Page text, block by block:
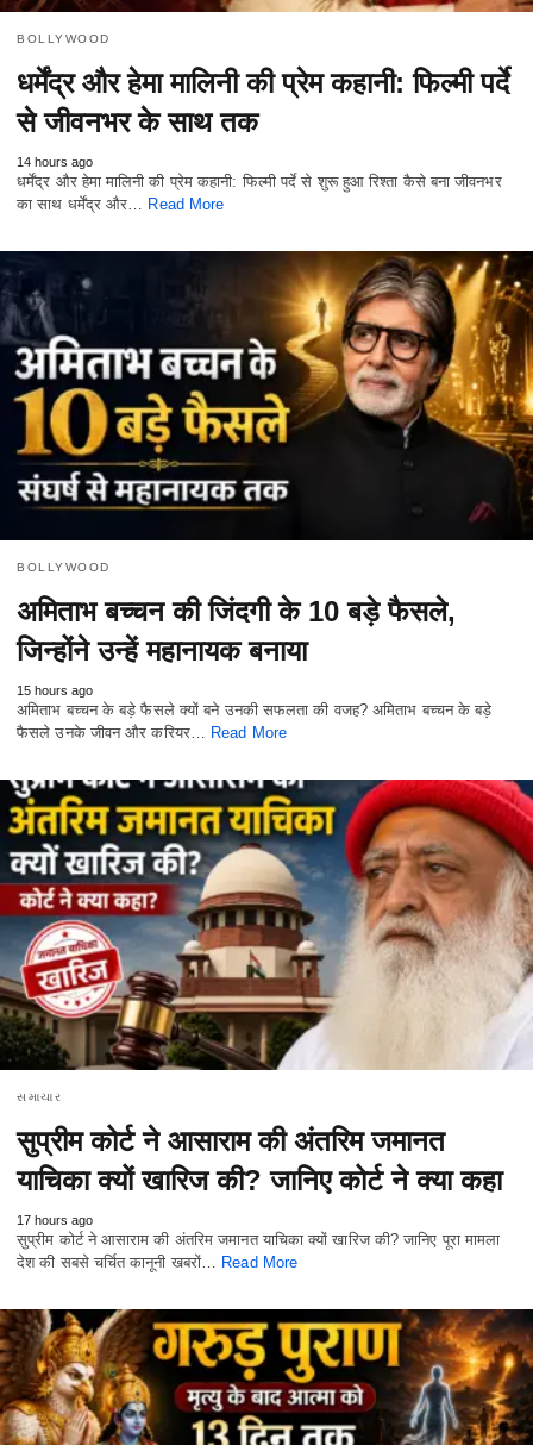
BOLLYWOOD
धर्मेंद्र और हेमा मालिनी की प्रेम कहानी: फिल्मी पर्दे
से जीवनभर के साथ तक
14 hours ago
धर्मेंद्र और हेमा मालिनी की प्रेम कहानी: फिल्मी पर्दे से शुरू हुआ रिश्ता कैसे बना जीवनभर
का साथ धर्मेंद्र और…
Read More
BOLLYWOOD
अमिताभ बच्चन की जिंदगी के 10 बड़े फैसले,
जिन्होंने उन्हें महानायक बनाया
15 hours ago
अमिताभ बच्चन के बड़े फैसले क्यों बने उनकी सफलता की वजह? अमिताभ बच्चन के बड़े
फैसले उनके जीवन और करियर… Read More
સમાચાર
सुप्रीम कोर्ट ने आसाराम की अंतरिम जमानत
याचिका क्यों खारिज की? जानिए कोर्ट ने क्या कहा
17 hours ago
सुप्रीम कोर्ट ने आसाराम की अंतरिम जमानत याचिका क्यों खारिज की? जानिए पूरा मामला
देश की सबसे चर्चित कानूनी खबरों… Read More